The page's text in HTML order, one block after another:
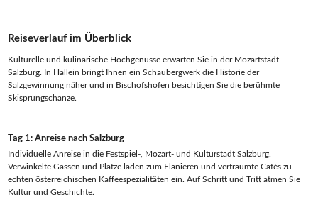
Reiseverlauf im Überblick
Kulturelle und kulinarische Hochgenüsse erwarten Sie in der Mozartstadt
Salzburg. In Hallein bringt Ihnen ein Schaubergwerk die Historie der
Salzgewinnung näher und in Bischofshofen besichtigen Sie die berühmte
Skisprungschanze.
Tag 1: Anreise nach Salzburg
Individuelle Anreise in die Festspiel-, Mozart- und Kulturstadt Salzburg.
Verwinkelte Gassen und Plätze laden zum Flanieren und verträumte Cafés zu
echten österreichischen Kaffeespezialitäten ein. Auf Schritt und Tritt atmen Sie
Kultur und Geschichte.